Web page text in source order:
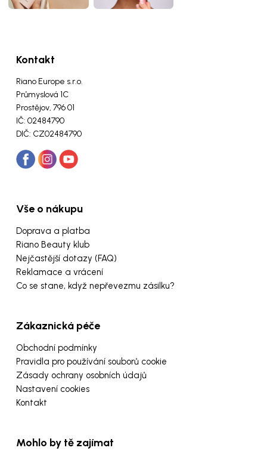
Kontakt
Riano Europe s.r.o.
Průmyslová 1C
Prostějov, 796 01
IČ: 02484790
DIČ: CZ02484790
Vše o nákupu
Doprava a platba
Riano Beauty klub
Nejčastější dotazy (FAQ)
Reklamace a vrácení
Co se stane, když nepřevezmu zásilku?
Zákaznická péče
Obchodní podmínky
Pravidla pro používání souborů cookie
Zásady ochrany osobních údajů
Nastavení cookies
Kontakt
Mohlo by tě zajímat